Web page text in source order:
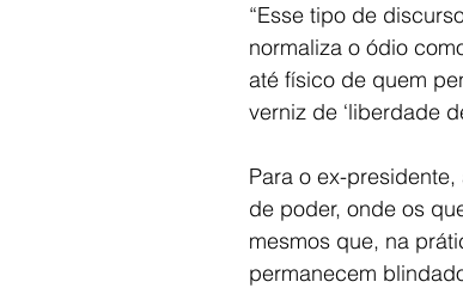
“Esse tipo de
normaliza o ódio
até físico de quem
verniz de ‘liberdade
Para o ex-
de poder, onde os
mesmos que, na
permanecem